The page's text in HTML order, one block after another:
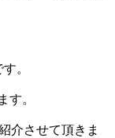
。
す。
介させて頂きま